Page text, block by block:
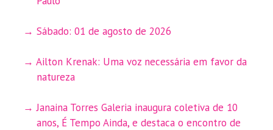
Sábado: 01 de agosto de 2026
Ailton Krenak: Uma voz necessária em favor da
natureza
Janaina Torres Galeria inaugura coletiva de 10
anos, É Tempo Ainda, e destaca o encontro de